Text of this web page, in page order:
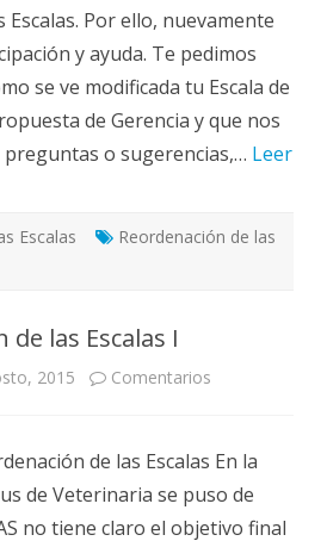
Escalas. Por ello, nuevamente
y ayuda. Te pedimos
se ve modificada tu Escala de
de Gerencia y que nos
o sugerencias,… Leer
Escalas
Reordenación de las
las Escalas I
2015 Comentarios
de las Escalas En la
de Veterinaria se puso de
no tiene claro el objetivo final